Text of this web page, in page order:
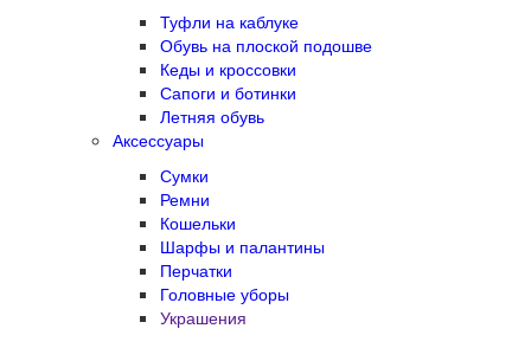
Туфли на каблуке
Обувь на плоской подошве
Кеды и кроссовки
Сапоги и ботинки
Летняя обувь
Аксессуары
Сумки
Ремни
Кошельки
Шарфы и палантины
Перчатки
Головные уборы
Украшения